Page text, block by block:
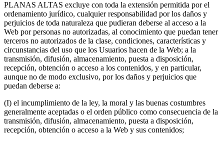
PLANAS ALTAS excluye con toda la extensión permitida por el
ordenamiento jurídico, cualquier responsabilidad por los daños y
perjuicios de toda naturaleza que pudieran deberse al acceso a la
Web por personas no autorizadas, al conocimiento que puedan tener
terceros no autorizados de la clase, condiciones, características y
circunstancias del uso que los Usuarios hacen de la Web; a la
transmisión, difusión, almacenamiento, puesta a disposición,
recepción, obtención o acceso a los contenidos, y en particular,
aunque no de modo exclusivo, por los daños y perjuicios que
puedan deberse a:
(I) el incumplimiento de la ley, la moral y las buenas costumbres
generalmente aceptadas o el orden público como consecuencia de la
transmisión, difusión, almacenamiento, puesta a disposición,
recepción, obtención o acceso a la Web y sus contenidos;